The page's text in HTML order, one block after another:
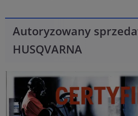
Autoryzowany
HUSQVARNA